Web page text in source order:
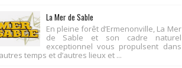
La Mer de Sable
En pleine forêt d’Ermenonville, La Mer
de Sable et son cadre naturel
exceptionnel vous propulsent dans
temps et d’autres lieux et ...